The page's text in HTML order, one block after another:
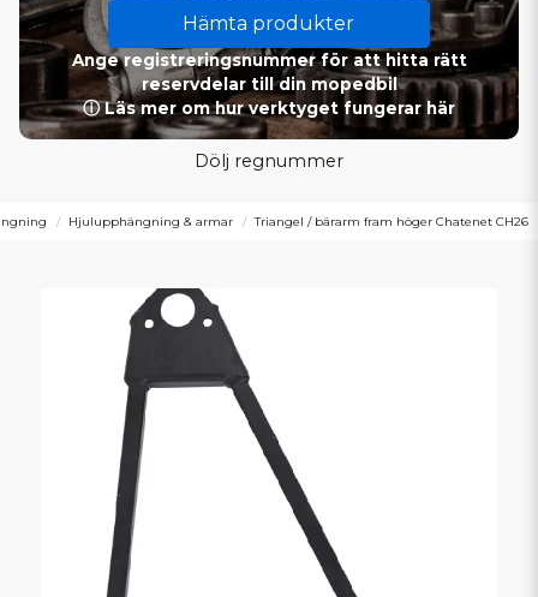
Hämta produkter
Ange registreringsnummer för att hitta rätt
reservdelar till din mopedbil
ⓘ Läs mer om hur verktyget fungerar här
Dölj regnummer
Hjulupphängning & armar Triangel / bärarm fram höger Chatenet CH26